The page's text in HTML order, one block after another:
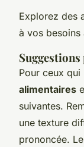
Explorez des
à vos besoins
Pour ceux qui
alimentaires
suivantes.
une texture
prononcée.